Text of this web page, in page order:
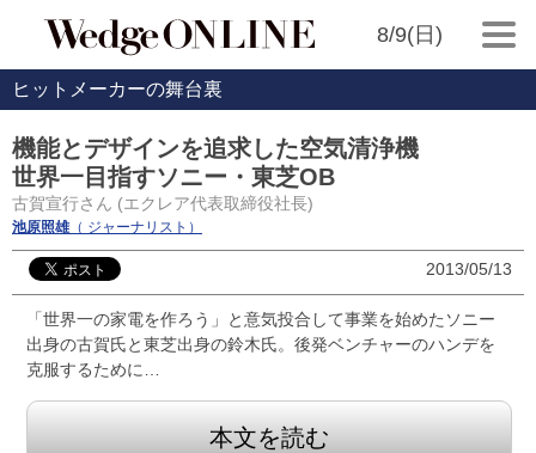
8/9(日)
ヒットメーカーの舞台裏
機能とデザインを追求した空気清浄機
世界一目指すソニー・東芝OB
古賀宣行さん (エクレア代表取締役社長)
池原照雄（ ジャーナリスト）
2013/05/13
「世界一の家電を作ろう」と意気投合して事業を始めたソニー
出身の古賀氏と東芝出身の鈴木氏。後発ベンチャーのハンデを
克服するために…
本文を読む